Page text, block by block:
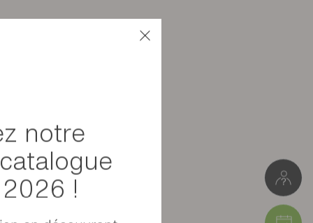
Colis 1 : 25 x 17 x 138 cm (9kg)
notre
!